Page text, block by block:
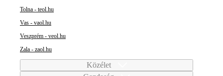
Tolna - teol.hu
Vas - vaol.hu
Veszprém - veol.hu
Zala - zaol.hu
Közélet